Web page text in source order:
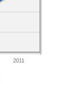
2011